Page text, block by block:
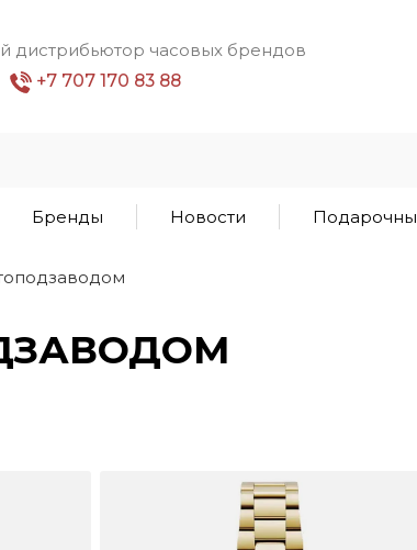
дистрибьютор часовых брендов
+7 707 170 83 88
Бренды Новости